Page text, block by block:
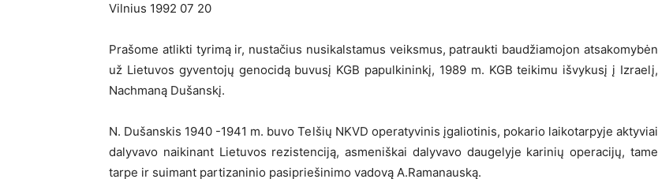
Vilnius 1992 07 20
Prašome atlikti tyrimą ir, nustačius nusikalstamus veiksmus, patraukti baudžiamojon atsakomybėn
už Lietuvos gyventojų genocidą buvusį KGB papulkininkį, 1989 m. KGB teikimu išvykusį į Izraelį,
Nachmaną Dušanskį.
N. Dušanskis 1940 -1941 m. buvo Telšių NKVD operatyvinis įgaliotinis, pokario laikotarpyje aktyviai
dalyvavo naikinant Lietuvos rezistenciją, asmeniškai dalyvavo daugelyje karinių operacijų, tame
tarpe ir suimant partizaninio pasipriešinimo vadovą A.Ramanauską.